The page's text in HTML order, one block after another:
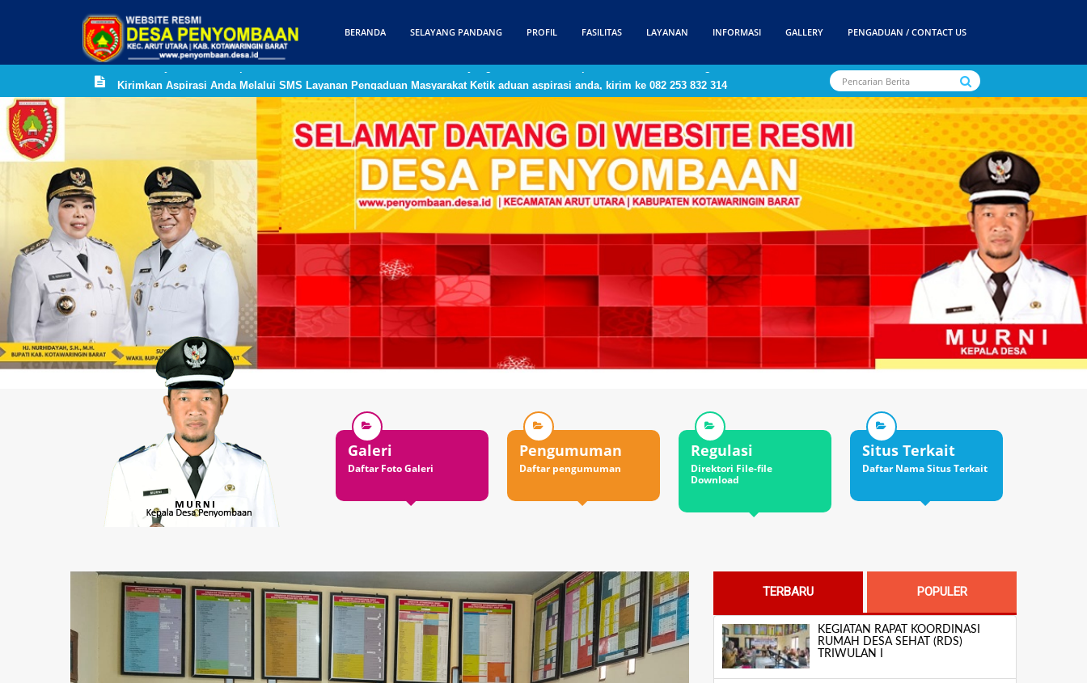
BERANDA SELAYANG PANDANG PROFIL FASILITAS LAYANAN INFORMASI GALLERY PENGADUAN / CONTACT US
Kirimkan Aspirasi Anda Melalui SMS Layanan Pengaduan Masyarakat Ketik aduan aspirasi anda, kirim ke 082 253 832 314
Desa Penyombaan merupakan Desa Pertama di kecamatan Arut Utara yang mencoba menerapkan Inovasi Smart Village, Desa Penyombaan merupakan desa yang fleksibel dan terbuka terkait
Galeri
Daftar Foto Galeri
Pengumuman
Daftar pengumuman
Regulasi
Direktori File-file
Situs Terkait
Daftar Nama Situs Terkait
Agenda
Daftar Agenda
TERBARU POPULER
KEGIATAN RAPAT KOORDINASI
RUMAH DESA SEHAT (RDS)
TRIWULAN I